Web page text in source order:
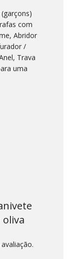
com
Abridor
/
Trava
uma